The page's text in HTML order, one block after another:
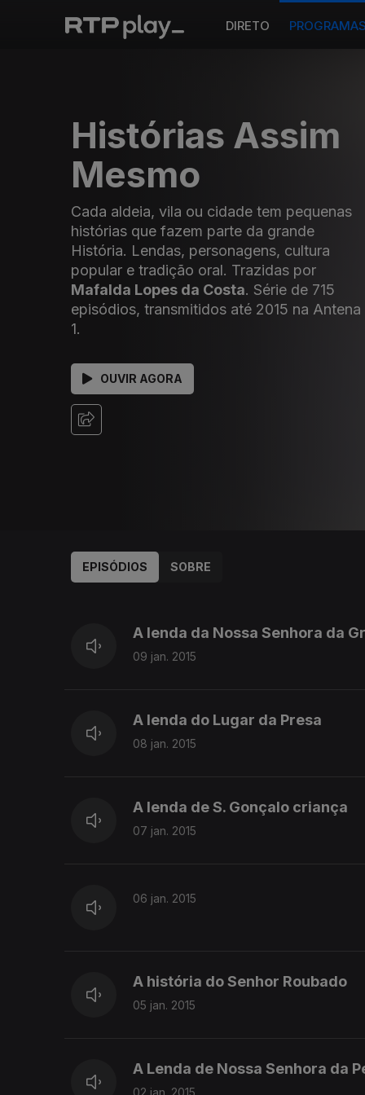
DIRETO
Histórias Assim
Mesmo
Cada aldeia, vila ou cidade tem pequenas
histórias que fazem parte da grande
História. Lendas, personagens, cultura
popular e tradição oral. Trazidas por
Mafalda Lopes da Costa. Série de 715
episódios, transmitidos até 2015 na Antena
1.
OUVIR AGORA
EPISÓDIOS SOBRE
A lenda da Nossa Senhora da
09 jan. 2015
A lenda do Lugar da Presa
08 jan. 2015
A lenda de S. Gonçalo criança
07 jan. 2015
06 jan. 2015
A história do Senhor Roubado
05 jan. 2015
A Lenda de Nossa Senhora da